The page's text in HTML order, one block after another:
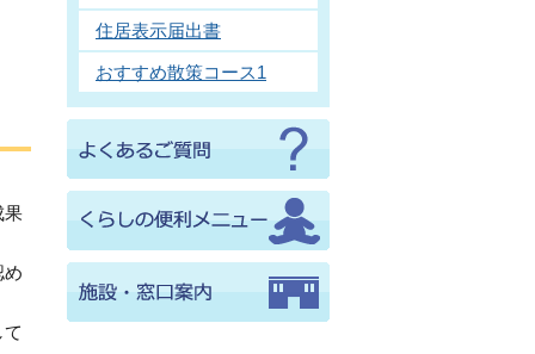
果
め
住居表示届出書
おすすめ散策コース1